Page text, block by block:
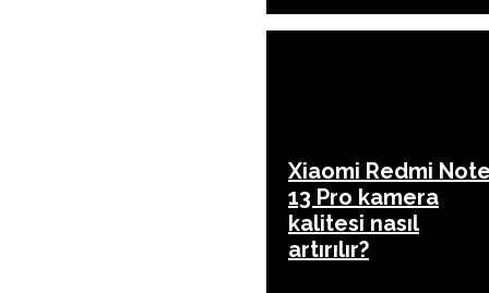
Xiaomi Redmi
13 Pro kamera
kalitesi nasıl
artırılır?